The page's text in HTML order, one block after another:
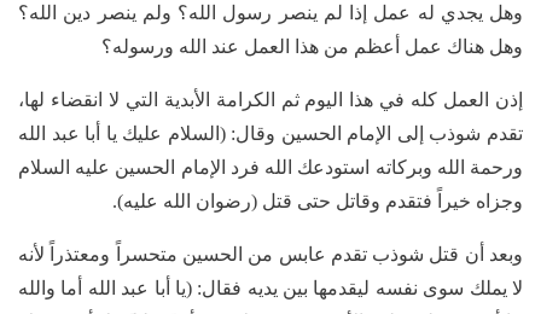
وهل يجدي له عمل إذا لم ينصر رسول الله؟ ولم ينصر دين الله؟
وهل هناك عمل أعظم من هذا العمل عند الله ورسوله؟
إذن العمل كله في هذا اليوم ثم الكرامة الأبدية التي لا انقضاء لها،
تقدم شوذب إلى الإمام الحسين وقال: (السلام عليك يا أبا عبد الله
ورحمة الله وبركاته استودعك الله فرد الإمام الحسين عليه السلام
وجزاه خيراً فتقدم وقاتل حتى قتل (رضوان الله عليه).
وبعد أن قتل شوذب تقدم عابس من الحسين متحسراً ومعتذراً لأنه
لا يملك سوى نفسه ليقدمها بين يديه فقال: (يا أبا عبد الله أما والله